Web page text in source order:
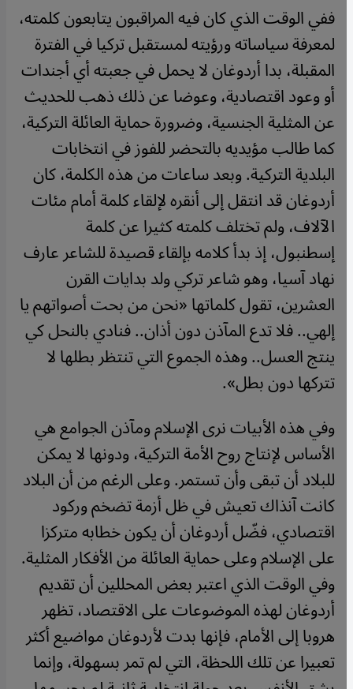
ففي الوقت الذي كان فيه المراقبون يتابعون كلمته،
لمعرفة سياساته ورؤيته لمستقبل تركيا في الفترة
المقبلة، بدا أردوغان لا يحمل في جعبته أي أجندات
أو وعود اقتصادية، وعوضا عن ذلك ذهب للحديث
عن المثلية الجنسية، وضرورة حماية العائلة التركية،
كما طالب مؤيديه بالتحضر للفوز في انتخابات
البلدية التركية. وبعد ساعات من هذه الكلمة، كان
أردوغان قد انتقل إلى أنقره لإلقاء كلمة أمام مئات
الآلاف، ولم تختلف كلمته كثيرا عن كلمة
إسطنبول، إذ بدأ كلامه بإلقاء قصيدة للشاعر عارف
نهاد آسيا، وهو شاعر تركي ولد بدايات القرن
العشرين، تقول كلماتها «نحن من بحت أصواتهم يا
إلهي.. فلا تدع المآذن دون أذان.. فنادي بالنحل كي
ينتج العسل.. وهذه الجموع التي تنتظر بطلها لا
تتركها دون بطل».
وفي هذه الأبيات نرى الإسلام ومآذن الجوامع هي
الأساس لإنتاج روح الأمة التركية، ودونها لا يمكن
للبلاد أن تبقى وأن تستمر. وعلى الرغم من أن البلاد
كانت آنذاك تعيش في ظل أزمة تضخم وركود
اقتصادي، فضّل أردوغان أن يكون خطابه متركزا
على الإسلام وعلى حماية العائلة من الأفكار المثلية.
وفي الوقت الذي اعتبر بعض المحللين أن تقديم
أردوغان لهذه الموضوعات على الاقتصاد، تظهر
هروبا إلى الأمام، فإنها بدت لأردوغان مواضيع أكثر
تعبيرا عن تلك اللحظة، التي لم تمر بسهولة، وإنما